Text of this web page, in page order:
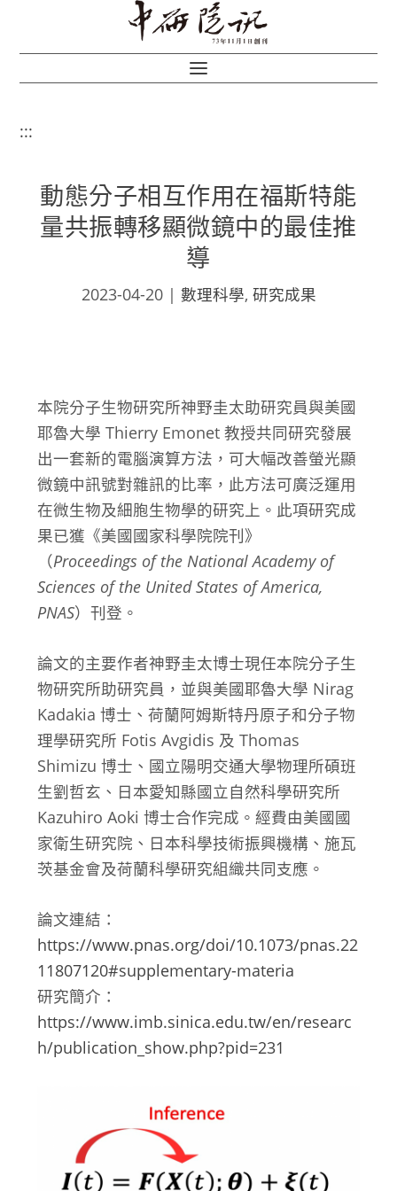
:::
動態分子相互作用在福斯特能
量共振轉移顯微鏡中的最佳推
導
2023-04-20| 數理科學, 研究成果
本院分子生物研究所神野圭太助研究員與美國
耶魯大學 Thierry Emonet 教授共同研究發展
出一套新的電腦演算方法，可大幅改善螢光顯
微鏡中訊號對雜訊的比率，此方法可廣泛運用
在微生物及細胞生物學的研究上。此項研究成
果已獲《美國國家科學院院刊》
（Proceedings of the National Academy of
Sciences of the United States of America,
PNAS）刊登。
論文的主要作者神野圭太博士現任本院分子生
物研究所助研究員，並與美國耶魯大學 Nirag
Kadakia 博士、荷蘭阿姆斯特丹原子和分子物
理學研究所 Fotis Avgidis 及 Thomas
Shimizu 博士、國立陽明交通大學物理所碩班
生劉哲玄、日本愛知縣國立自然科學研究所
Kazuhiro Aoki 博士合作完成。經費由美國國
家衛生研究院、日本科學技術振興機構、施瓦
茨基金會及荷蘭科學研究組織共同支應。
論文連結：
https://www.pnas.org/doi/10.1073/pnas.22
11807120#supplementary-materia
研究簡介：
https://www.imb.sinica.edu.tw/en/researc
h/publication_show.php?pid=231